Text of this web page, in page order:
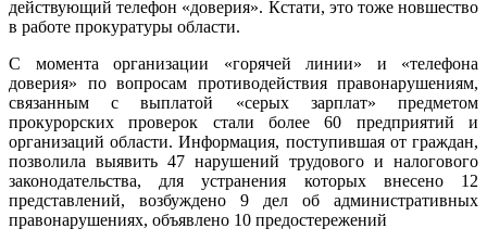
действующий телефон «доверия». Кстати, это тоже новшество
в работе прокуратуры области.
С момента организации «горячей линии» и «телефона
доверия» по вопросам противодействия правонарушениям,
связанным с выплатой «серых зарплат» предметом
прокурорских проверок стали более 60 предприятий и
организаций области. Информация, поступившая от граждан,
позволила выявить 47 нарушений трудового и налогового
законодательства, для устранения которых внесено 12
представлений, возбуждено 9 дел об административных
правонарушениях, объявлено 10 предостережений